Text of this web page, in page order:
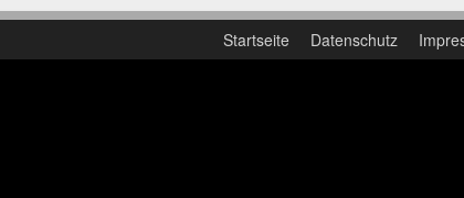
Startseite Datenschutz